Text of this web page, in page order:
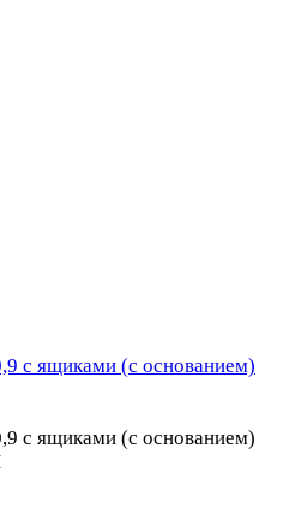
с ящиками (с основанием)
с ящиками (с основанием)